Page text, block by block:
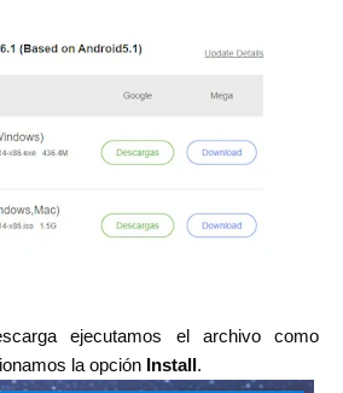
ejecutamos el archivo como
la opción Install.